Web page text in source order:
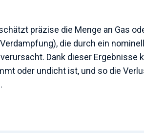
präzise die Menge an Gas
die durch ein
Dank dieser Ergebnisse
oder undicht ist, und so die